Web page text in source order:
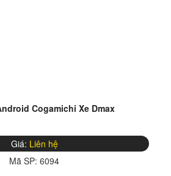
Cogamichi Xe Dmax
Giá: Liên hệ
Mã SP: 6094